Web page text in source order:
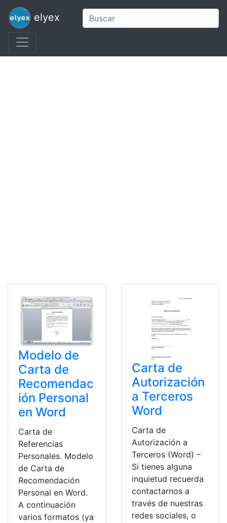
elyex
Modelo de
Carta de
Recomendac
ión Personal
en Word
Carta de
Referencias
Personales. Modelo
de Carta de
Recomendación
Personal en Word.
A continuación
varios formatos (ya
Carta de
Autorización
a Terceros
Word
Carta de
Autorización a
Terceros (Word) –
Si tienes alguna
inquietud recuerda
contactarnos a
través de nuestras
redes sociales, o